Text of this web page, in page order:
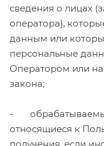
сведения о лицах
оператора),
данным или
персональные
Оператором или
закона;
-
относящиеся к